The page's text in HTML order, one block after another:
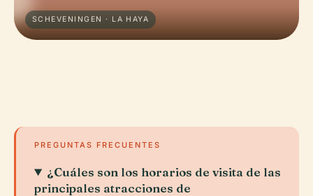
SCHEVENINGEN · LA HAYA
PREGUNTAS FRECUENTES
¿Cuáles son los horarios de visita de las
principales atracciones de